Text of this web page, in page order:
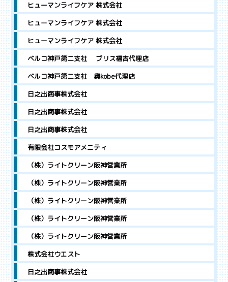
ヒューマンライフケア 株式会社
ヒューマンライフケア 株式会社
ヒューマンライフケア 株式会社
ベルコ神戸第二支社 ブリス福吉代理店
ベルコ神戸第二支社 奥kobe代理店
日之出商事株式会社
日之出商事株式会社
日之出商事株式会社
有限会社コスモアメニティ
（株）ライトクリーン阪神営業所
（株）ライトクリーン阪神営業所
（株）ライトクリーン阪神営業所
（株）ライトクリーン阪神営業所
（株）ライトクリーン阪神営業所
株式会社ウエスト
日之出商事株式会社